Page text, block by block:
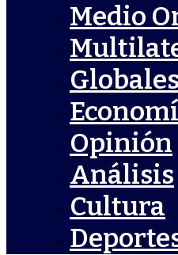
Medio
Opinión
Análisis
Cultura